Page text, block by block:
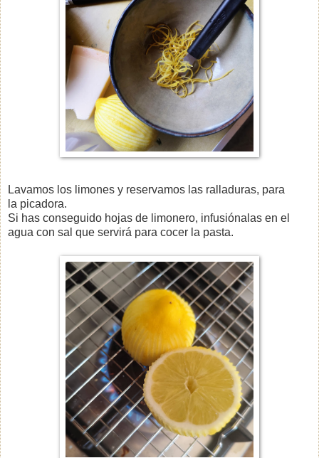
Lavamos los limones y reservamos las ralladuras, para
la picadora.
Si has conseguido hojas de limonero, infusiónalas en el
agua con sal que servirá para cocer la pasta.